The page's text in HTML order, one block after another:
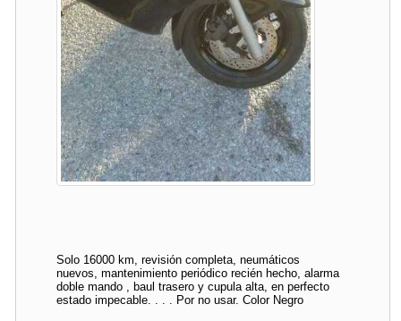
Solo 16000 km, revisión completa, neumáticos
nuevos, mantenimiento periódico recién hecho, alarma
doble mando , baul trasero y cupula alta, en perfecto
estado impecable. . . . Por no usar. Color Negro